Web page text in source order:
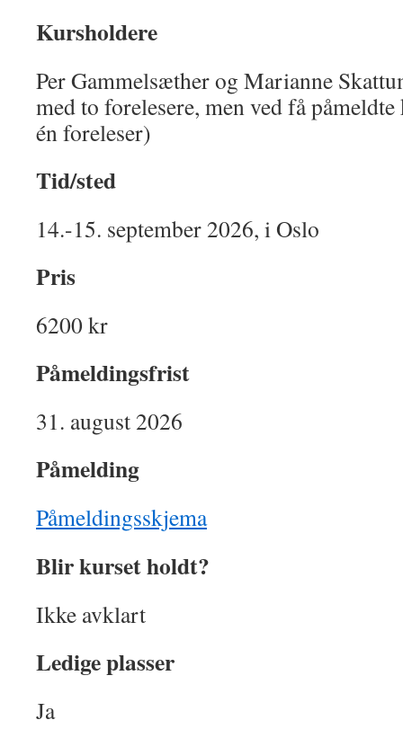
Kursholdere
Per Gammelsæther og Marianne
med to forelesere, men ved få
én foreleser)
Tid/sted
14.-15. september 2026, i Oslo
Pris
6200 kr
Påmeldingsfrist
31. august 2026
Påmelding
Påmeldingsskjema
Blir kurset holdt?
Ikke avklart
Ledige plasser
Ja